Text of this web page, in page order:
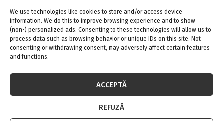
We use technologies like cookies to store and/or access device
information. We do this to improve browsing experience and to show
(non-) personalized ads. Consenting to these technologies will allow us to
process data such as browsing behavior or unique IDs on this site. Not
consenting or withdrawing consent, may adversely affect certain features
and functions.
ACCEPTĂ
REFUZĂ
Cea mai chic expozitie de design floral!